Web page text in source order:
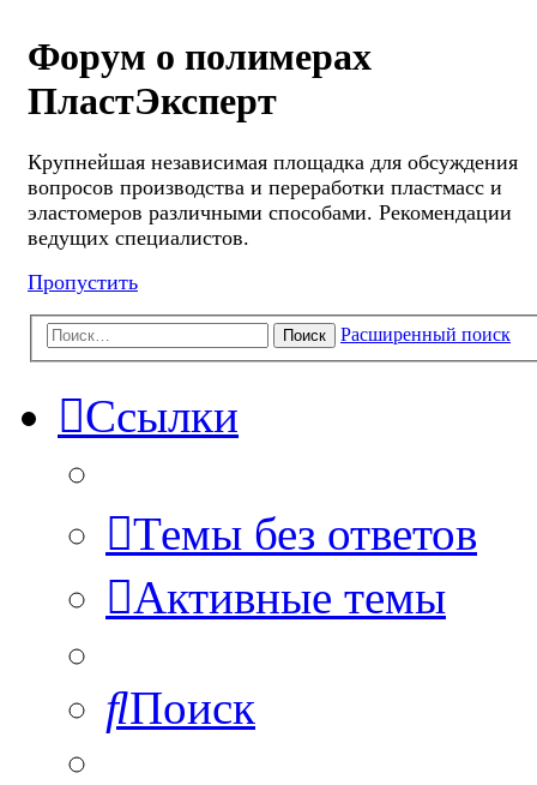
Форум о полимерах
ПластЭксперт
Крупнейшая независимая площадка для обсуждения
вопросов производства и переработки пластмасс и
эластомеров различными способами. Рекомендации
ведущих специалистов.
Пропустить
Поиск Расширенный поиск
Ссылки
Темы без ответов
Активные темы
Поиск